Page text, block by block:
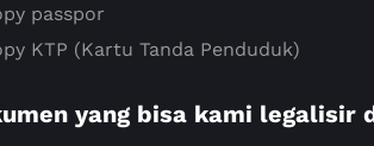
passpor
KTP (Kartu Tanda Penduduk)
yang bisa kami legalisir